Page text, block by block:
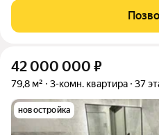
Ангарские пруды. Парк
площадками, есть теннисный
42 000 000 ₽
79,8 м² 3-комн. квартира 37
новостройка